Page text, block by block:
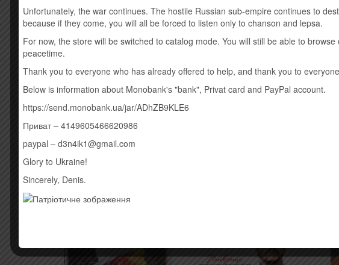
CD2
1 A Pain That I’m Used To 4:28
2 A Question Of Time 4:24
3 Enjoy The Silence 7:27
4 Personal Jesus 8:42
5 Shake The Disease 4:58
6 Halo 4:53
7 Just Can’t Get Enough 6:03
8 I Feel You 6:47
9 Never Let Me Down Again 7:30
10 Goodbye 5:34
Штрихкод: 0888750438829
Похожие товары
Unfortunately, the war continues. The hostile Russian sub-empire continues to
because if they come, you will all be forced to listen only to chanson and lepsa.
For now, the store will be switched to catalog mode. You will still be able to
peacetime.
Thank you to everyone who has already offered to help, and thank you to
Below is information about Monobank's "bank", Privat card and PayPal account.
https://send.monobank.ua/jar/ADhZB9KLE6
Приват – 4149605466620986
paypal – d3n4ik1@gmail.com
Glory to Ukraine!
Sincerely, Denis.